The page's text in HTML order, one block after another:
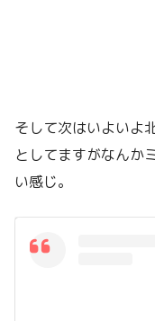
そして次はいよいよ
としてますがなんか
い感じ。